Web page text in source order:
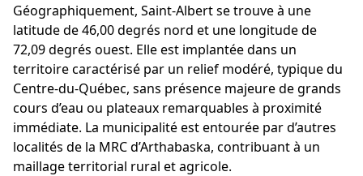
Géographiquement, Saint-Albert se trouve à une
latitude de 46,00 degrés nord et une longitude de
72,09 degrés ouest. Elle est implantée dans un
territoire caractérisé par un relief modéré, typique du
Centre-du-Québec, sans présence majeure de grands
cours d’eau ou plateaux remarquables à proximité
immédiate. La municipalité est entourée par d’autres
localités de la MRC d’Arthabaska, contribuant à un
maillage territorial rural et agricole.